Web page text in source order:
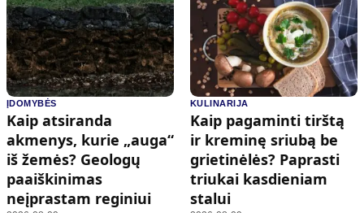
ĮDOMYBĖS
Kaip atsiranda
akmenys, kurie „auga“
iš žemės? Geologų
paaiškinimas
neįprastam reginiui
KULINARIJA
Kaip pagaminti tirštą
ir kreminę sriubą be
grietinėlės? Paprasti
triukai kasdieniam
stalui